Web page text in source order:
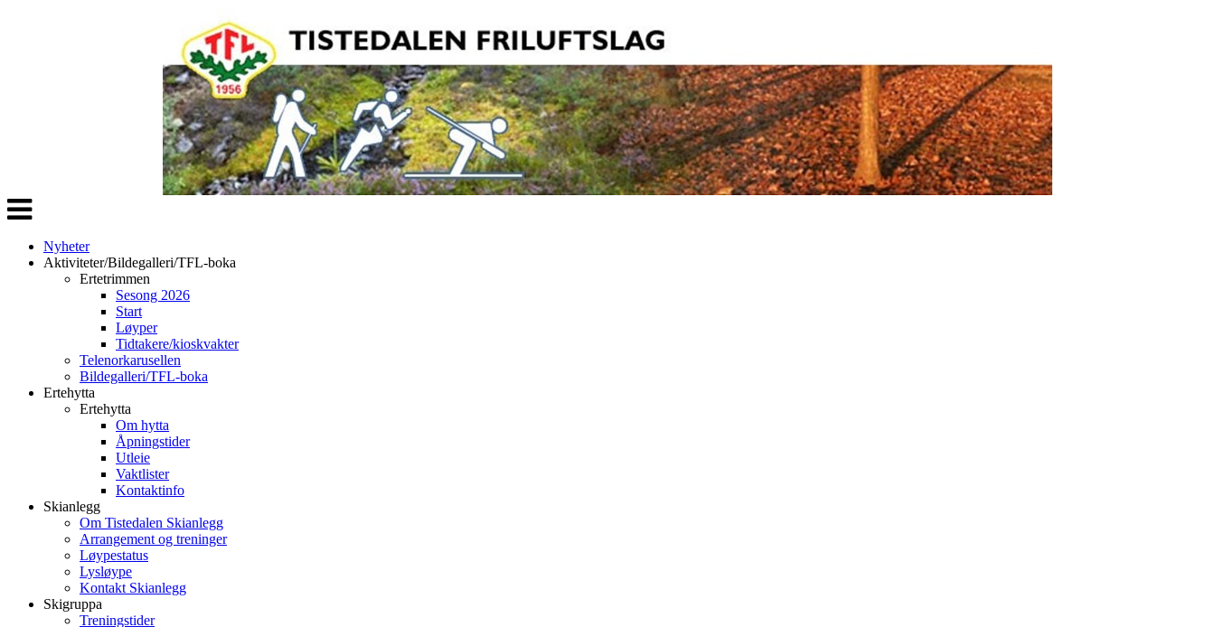
Veksle
navigasjon
Nyheter
Aktiviteter/Bildegalleri/TFL-boka
Ertetrimmen
Sesong 2026
Start
Løyper
Tidtakere/kioskvakter
Telenorkarusellen
Bildegalleri/TFL-boka
Ertehytta
Ertehytta
Om hytta
Åpningstider
Utleie
Vaktlister
Kontaktinfo
Skianlegg
Om Tistedalen Skianlegg
Arrangement og treninger
Løypestatus
Lysløype
Kontakt Skianlegg
Skigruppa
Treningstider